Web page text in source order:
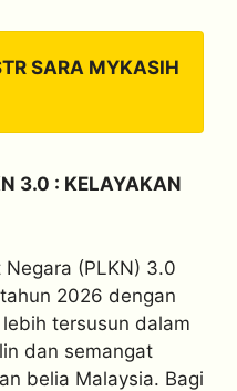
SARA MYKASIH
3.0 : KELAYAKAN
(PLKN) 3.0
2026 dengan
tersusun dalam
dan semangat
belia Malaysia. Bagi